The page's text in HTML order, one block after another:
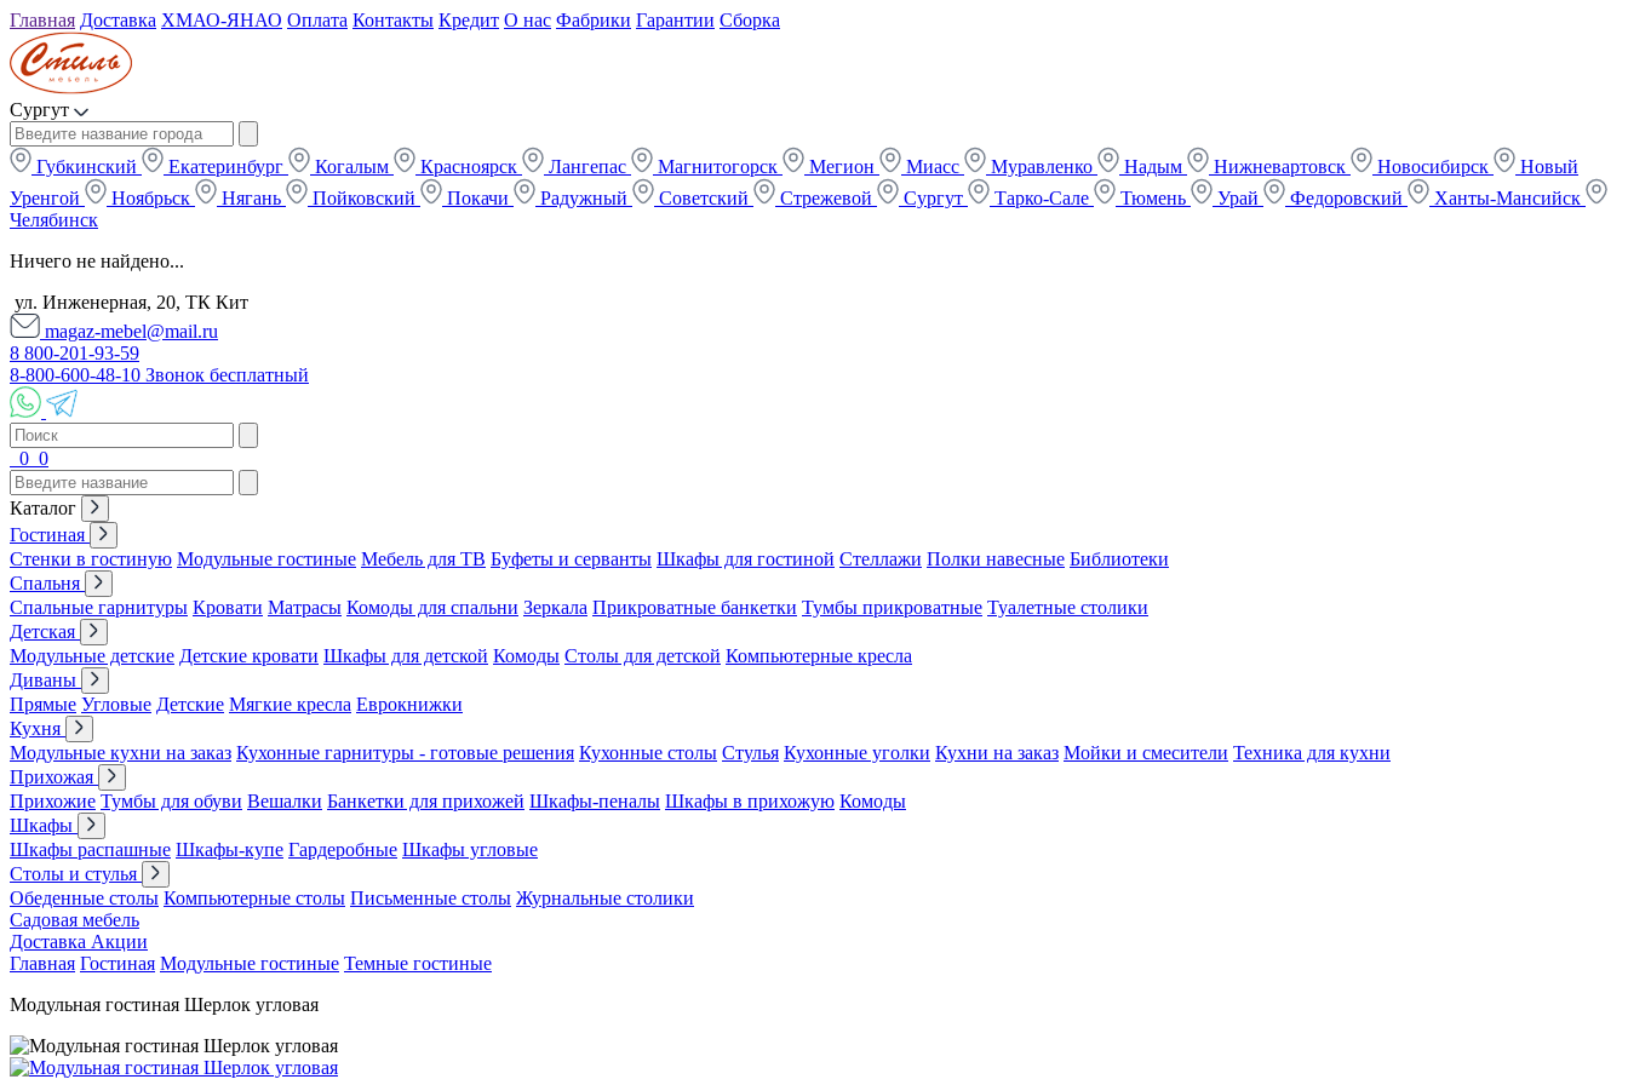
Главная Доставка ХМАО-ЯНАО Оплата Контакты Кредит О нас Фабрики Гарантии Сборка
Сургут
Губкинский Екатеринбург Когалым Красноярск Лангепас Магнитогорск Мегион Миасс Муравленко Надым Нижневартовск Новосибирск
Новый
Уренгой
Ноябрьск Нягань Пойковский Покачи Радужный Советский Стрежевой Сургут Тарко-Сале Тюмень Урай Федоровский
Ханты-Мансийск
Челябинск
Ничего не найдено...
ул. Инженерная, 20, ТК Кит
magaz-mebel@mail.ru
8 800-201-93-59
8-800-600-48-10 Звонок бесплатный
0 0
Каталог
Гостиная
Стенки в гостиную Модульные гостиные Мебель для ТВ Буфеты и серванты Шкафы для гостиной Стеллажи Полки навесные Библиотеки
Спальня
Спальные гарнитуры Кровати Матрасы Комоды для спальни Зеркала Прикроватные банкетки Тумбы прикроватные Туалетные столики
Детская
Модульные детские Детские кровати Шкафы для детской Комоды Столы для детской Компьютерные кресла
Диваны
Прямые Угловые Детские Мягкие кресла Еврокнижки
Кухня
Модульные кухни на заказ Кухонные гарнитуры - готовые решения Кухонные столы Стулья Кухонные уголки Кухни на заказ Мойки и смесители Техника для кухни
Прихожая
Прихожие Тумбы для обуви Вешалки Банкетки для прихожей Шкафы-пеналы Шкафы в прихожую Комоды
Шкафы
Шкафы распашные Шкафы-купе Гардеробные Шкафы угловые
Столы и стулья
Обеденные столы Компьютерные столы Письменные столы Журнальные столики
Садовая мебель
Доставка Акции
Главная Гостиная Модульные гостиные Темные гостиные
Модульная гостиная Шерлок угловая